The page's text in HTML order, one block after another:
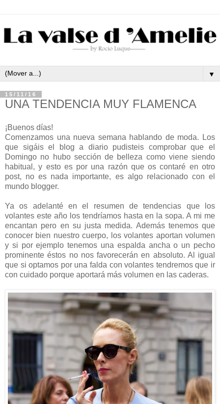
▼
15/11/16
UNA TENDENCIA MUY FLAMENCA
¡Buenos días!
Comenzamos una nueva semana hablando de moda. Los
que sigáis el blog a diario pudisteis comprobar que el
Domingo no hubo sección de belleza como viene siendo
habitual, y esto es por una razón que os contaré en otro
post, no es nada importante, es algo relacionado con el
mundo blogger.
Ya os adelanté en el resumen de tendencias que los
volantes este año los tendríamos hasta en la sopa. A mi me
encantan pero en su justa medida. Además tenemos que
conocer bien nuestro cuerpo, los volantes aportan volumen
y si por ejemplo tenemos una espalda ancha o un pecho
prominente éstos no nos favorecerán en absoluto. Al igual
que si optamos por una falda con volantes tendremos que ir
con cuidado porque aportará más volumen en las caderas.